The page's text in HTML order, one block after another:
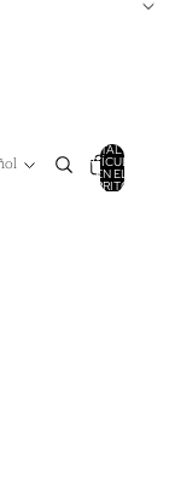
TOTAL DE
ARTÍCULOS
EN EL
CARRITO: 0